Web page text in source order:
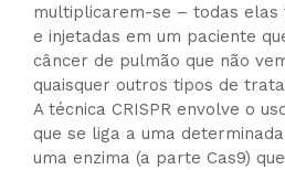
multiplicarem-se – todas
e injetadas em um paciente
câncer de pulmão que não
quaisquer outros tipos de
A técnica CRISPR envolve o
que se liga a uma
uma enzima (a parte Cas9)